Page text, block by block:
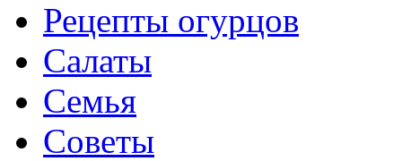
Рецепты огурцов
Салаты
Семья
Советы